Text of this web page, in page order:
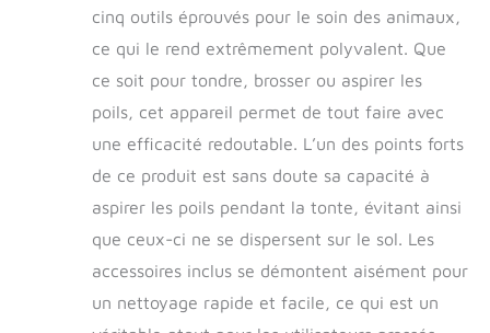
pour éviter que votre animal ne soit
Tondeuse à cheveux électrique avec 4
peignes : même sur les poils épais et
les sous-poils épais : la tondeuse à
cheveux glisse doucement et
facilement à travers le pelage. La lame
tranchante en acier élimine facilement
l'excès de laine et remet en forme le
pelage. Le peigne à clip réglable (6
mm/12 mm/18 mm/24 mm) est
adapté pour couper les cheveux de
toute confiance】: le kit de soins pour
cinq outils éprouvés pour le soin des animaux,
ce qui le rend extrêmement polyvalent. Que
ce soit pour tondre, brosser ou aspirer les
poils, cet appareil permet de tout faire avec
une efficacité redoutable. L’un des points forts
de ce produit est sans doute sa capacité à
aspirer les poils pendant la tonte, évitant ainsi
que ceux-ci ne se dispersent sur le sol. Les
accessoires inclus se démontent aisément pour
un nettoyage rapide et facile, ce qui est un